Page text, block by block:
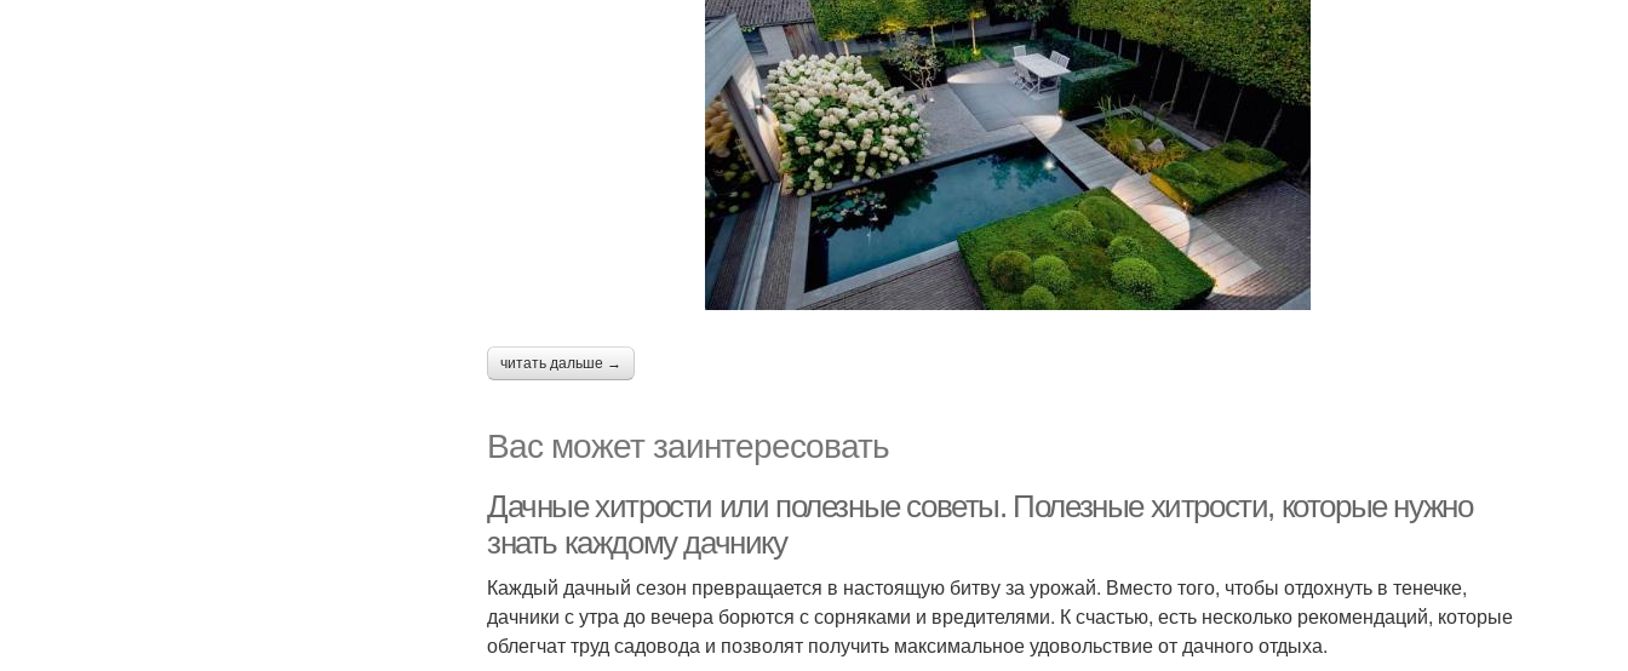
читать дальше →
Вас может заинтересовать
Дачные хитрости или полезные советы. Полезные хитрости, которые нужно
знать каждому дачнику
Каждый дачный сезон превращается в настоящую битву за урожай. Вместо того, чтобы отдохнуть в тенечке,
дачники с утра до вечера борются с сорняками и вредителями. К счастью, есть несколько рекомендаций, которые
облегчат труд садовода и позволят получить максимальное удовольствие от дачного отдыха.